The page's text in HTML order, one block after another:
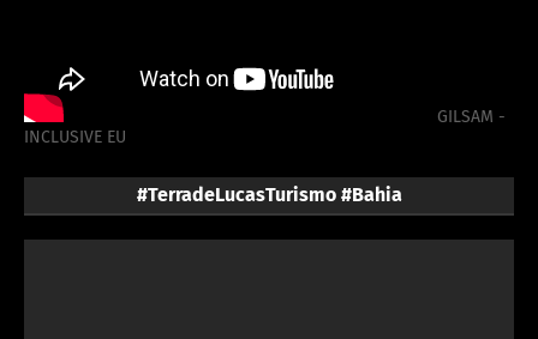
GILSAM -
INCLUSIVE EU
#TerradeLucasTurismo #Bahia